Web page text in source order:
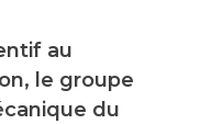
au
le groupe
du